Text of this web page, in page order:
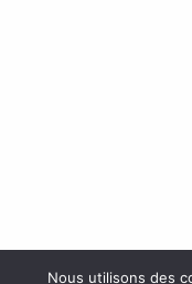
Nous utilisons des